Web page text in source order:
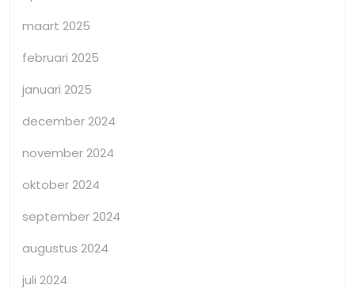
maart 2025
februari 2025
januari 2025
december 2024
november 2024
oktober 2024
september 2024
augustus 2024
juli 2024